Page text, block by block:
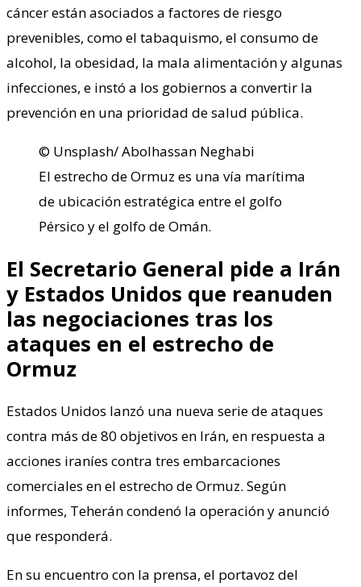
cáncer están asociados a factores de riesgo
prevenibles, como el tabaquismo, el consumo de
alcohol, la obesidad, la mala alimentación y algunas
infecciones, e instó a los gobiernos a convertir la
prevención en una prioridad de salud pública.
© Unsplash/ Abolhassan Neghabi
El estrecho de Ormuz es una vía marítima
de ubicación estratégica entre el golfo
Pérsico y el golfo de Omán.
El Secretario General pide a Irán
y Estados Unidos que reanuden
las negociaciones tras los
ataques en el estrecho de
Ormuz
Estados Unidos lanzó una nueva serie de ataques
contra más de 80 objetivos en Irán, en respuesta a
acciones iraníes contra tres embarcaciones
comerciales en el estrecho de Ormuz. Según
informes, Teherán condenó la operación y anunció
que responderá.
En su encuentro con la prensa, el portavoz del